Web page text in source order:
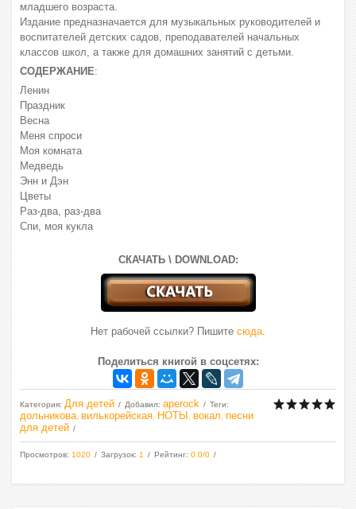
младшего возраста.
Издание предназначается для музыкальных руководителей и
воспитателей детских садов, преподавателей начальных
классов школ, а также для домашних занятий с детьми.
СОДЕРЖАНИЕ:
Ленин
Праздник
Весна
Меня спроси
Моя комната
Медведь
Энн и Дэн
Цветы
Раз-два, раз-два
Спи, моя кукла
СКАЧАТЬ \ DOWNLOAD:
Нет рабочей ссылки? Пишите сюда.
Поделиться книгой в соцсетях:
Категория: Для детей Добавил: aperock Теги:
дольникова вилькорейская НОТЫ вокал песни
для детей
Просмотров: 1020 Загрузок: 1 Рейтинг: 0.0/0